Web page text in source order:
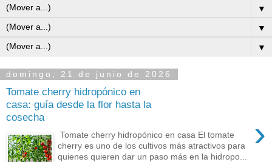
▼
▼
▼
domingo, 21 de junio de 2026
Tomate cherry hidropónico en
casa: guía desde la flor hasta la
cosecha
›
Tomate cherry hidropónico en casa El tomate
cherry es uno de los cultivos más atractivos para
quienes quieren dar un paso más en la hidropo...